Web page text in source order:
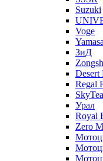
Suzuki
Voge
ЗиД
Desert
Regal
Урал
Royal
Zero